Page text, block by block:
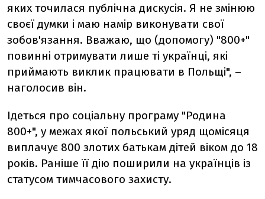
яких точилася публічна дискусія. Я не змінюю
своєї думки і маю намір виконувати свої
зобов'язання. Вважаю, що (допомогу) "800+"
повинні отримувати лише ті українці, які
приймають виклик працювати в Польщі", –
наголосив він.
Ідеться про соціальну програму "Родина
800+", у межах якої польський уряд щомісяця
виплачує 800 злотих батькам дітей віком до 18
років. Раніше її дію поширили на українців із
статусом тимчасового захисту.